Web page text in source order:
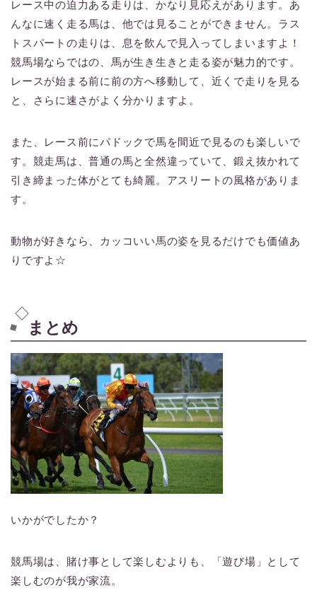
レース中の迫力ある走りは、かなり見応えがあります。あ
んなに速く走る馬は、他では見ることができません。ラス
トスパートの走りは、息を飲んで見入ってしまいますよ！
競馬場ならではの、馬が生き生きと走る姿が魅力的です。
レースが始まる前に前の方へ移動して、近くで走りを見る
と、さらに速さがよく分かりますよ。
また、レース前にパドックで馬を間近で見るのも楽しいで
す。競走馬は、普通の馬と全然違っていて、鍛え抜かれて
引き締まった体がとても綺麗。アスリートの風格がありま
す。
動物が好きなら、カッコいい馬の姿を見るだけでも価値あ
りですよ☆
まとめ
いかがでしたか？
競馬場は、賭け事として楽しむよりも、「遊び場」として
楽しむのが我が家流。